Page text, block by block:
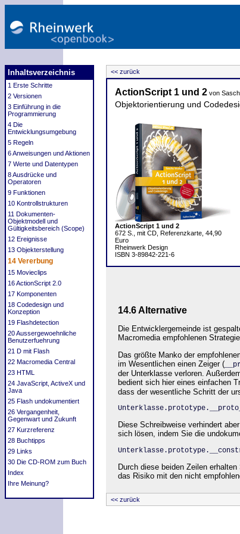
Inhaltsverzeichnis
1 Erste Schritte
2 Versionen
3 Einführung in die
Programmierung
4 Die
Entwicklungsumgebung
5 Regeln
6 Anweisungen und Aktionen
7 Werte und Datentypen
8 Ausdrücke und
Operatoren
9 Funktionen
10 Kontrollstrukturen
11 Dokumenten-
Objektmodell und
Gültigkeitsbereich (Scope)
12 Ereignisse
13 Objekterstellung
14 Vererbung
15 Movieclips
16 ActionScript 2.0
17 Komponenten
18 Codedesign und
Konzeption
19 Flashdetection
20 Aussergewoehnliche
Benutzerfuehrung
21 D mit Flash
22 Macromedia Central
23 HTML
24 JavaScript, ActiveX und
Java
25 Flash undokumentiert
26 Vergangenheit,
Gegenwart und Zukunft
27 Kurzreferenz
28 Buchtipps
29 Links
30 Die CD-ROM zum Buch
Index
Ihre Meinung?
<< zurück
ActionScript 1 und 2 von
Objektorientierung und
ActionScript 1 und 2
672 S., mit CD, Referenzkarte, 44,90
Euro
Rheinwerk Design
ISBN 3-89842-221-6
14.6 Alternative
Die Entwicklergemeinde ist
Macromedia empfohlenen
Das größte Manko der
im Wesentlichen einen Zeiger (
der Unterklasse verloren.
bedient sich hier eines einfachen
dass der wesentliche Schritt der
Diese Schreibweise verhindert
sich lösen, indem Sie die
Durch diese beiden Zeilen
das Risiko mit den nicht
<< zurück